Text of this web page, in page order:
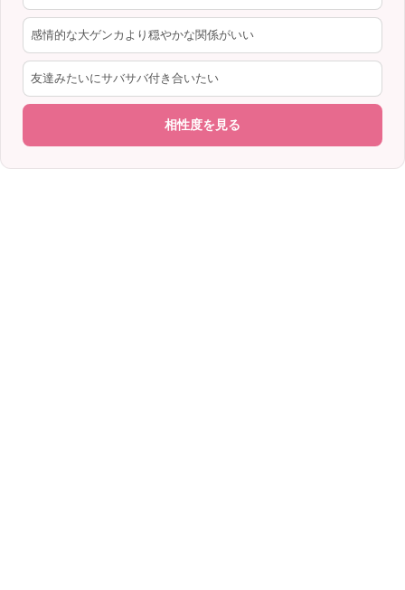
感情的な大ゲンカより穏やかな関係がいい
友達みたいにサバサバ付き合いたい
相性度を見る